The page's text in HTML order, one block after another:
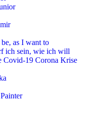
as I want to
ich sein, wie ich will
Covid-19 Corona Krise